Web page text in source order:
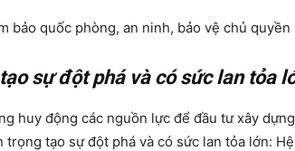
bảo quốc phòng, an ninh, bảo vệ chủ quyền
sự đột phá và có sức lan tỏa
huy động các nguồn lực để đầu tư xây
tạo sự đột phá và có sức lan tỏa lớn: